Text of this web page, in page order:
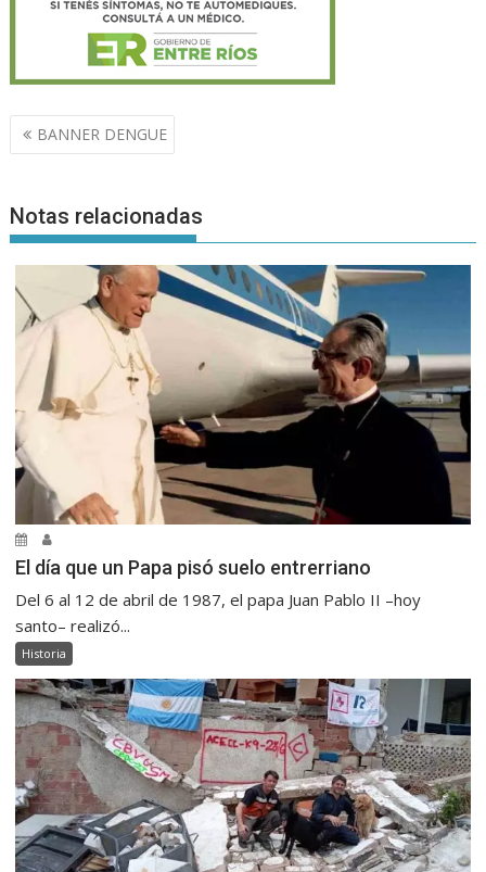
Navegación
de
BANNER DENGUE
Notas relacionadas
El día que un Papa pisó suelo entrerriano
Del 6 al 12 de abril de 1987, el papa Juan Pablo II –hoy
santo– realizó...
Historia